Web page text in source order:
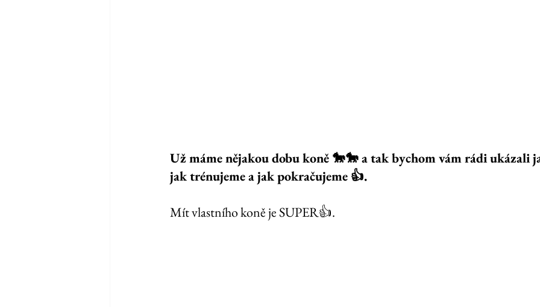
Už máme nějakou dobu koně 🐎🐎 a tak bychom vám rádi ukázali
jak trénujeme a jak pokračujeme 👍.
Mít vlastního koně je SUPER👍.